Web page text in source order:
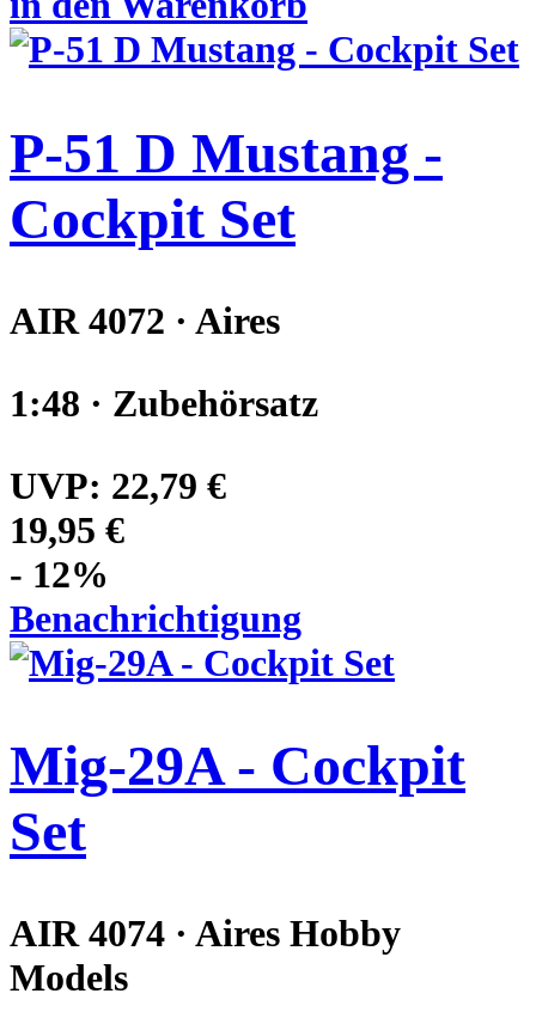
P-51 D Mustang -
Cockpit Set
AIR 4072 · Aires
1:48 · Zubehörsatz
UVP: 22,79 €
19,95 €
- 12%
Benachrichtigung
Mig-29A - Cockpit
Set
AIR 4074 · Aires Hobby
Models